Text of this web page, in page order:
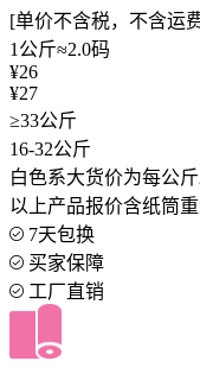
[单价不含税，不含运
1公斤≈2.0码
¥26
¥27
≥33公斤
16-32公斤
白色系大货价为每公
以上产品报价含纸筒
7天包换
买家保障
工厂直销